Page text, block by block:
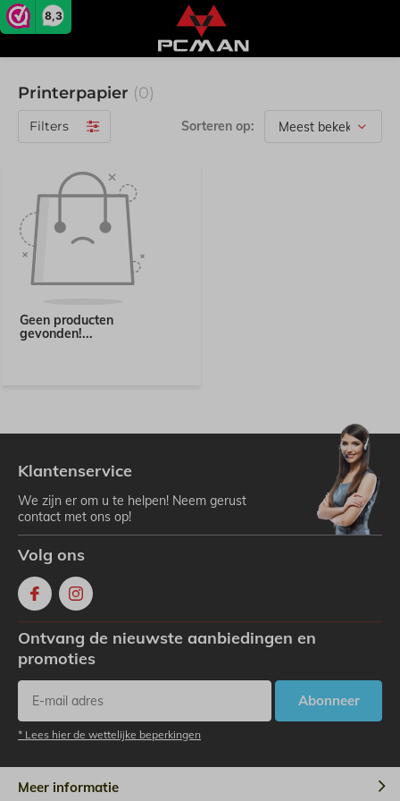
8,3
Printerpapier (0)
Filters Sorteren op:
Geen producten
gevonden!...
Klantenservice
We zijn er om u te helpen! Neem gerust
contact met ons op!
Volg ons
Ontvang de nieuwste aanbiedingen en
promoties
Abonneer
* Lees hier de wettelijke beperkingen
Meer informatie